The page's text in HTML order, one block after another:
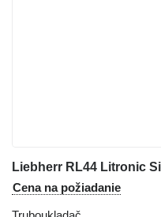
Liebherr RL44 Litronic
Cena na požiadanie